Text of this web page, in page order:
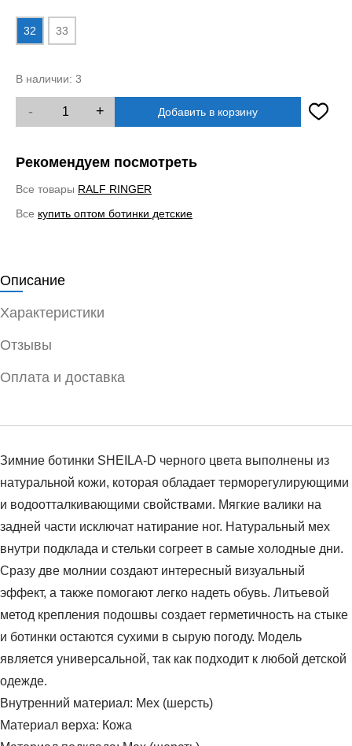
32 33
В наличии: 3
- + Добавить в корзину
Рекомендуем посмотреть
Все товары RALF RINGER
Все купить оптом ботинки детские
Описание
Характеристики
Отзывы
Оплата и доставка
Зимние ботинки SHEILA-D черного цвета выполнены из
натуральной кожи, которая обладает терморегулирующими
и водоотталкивающими свойствами. Мягкие валики на
задней части исключат натирание ног. Натуральный мех
внутри подклада и стельки согреет в самые холодные дни.
Сразу две молнии создают интересный визуальный
эффект, а также помогают легко надеть обувь. Литьевой
метод крепления подошвы создает герметичность на стыке
и ботинки остаются сухими в сырую погоду. Модель
является универсальной, так как подходит к любой детской
одежде.
Внутренний материал: Мех (шерсть)
Материал верха: Кожа